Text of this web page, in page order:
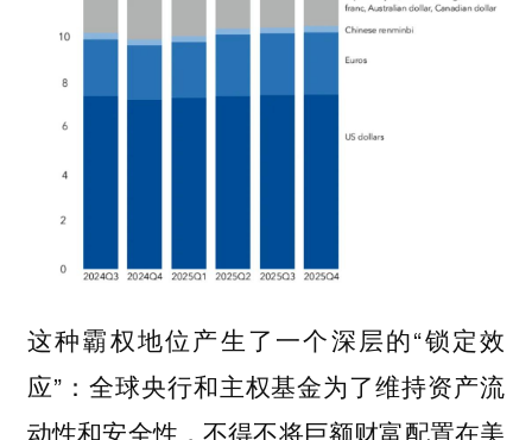
这种霸权地位产生了一个深层的“锁定效
应”：全球央行和主权基金为了维持资产流
动性和安全性，不得不将巨额财富配置在美